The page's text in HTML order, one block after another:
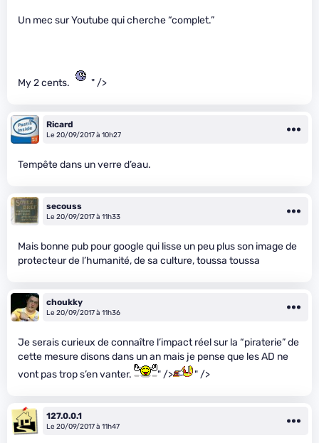
Un mec sur Youtube qui cherche “complet.”
My 2 cents. " />
Ricard
Le 20/09/2017 à 10h27
Tempête dans un verre d’eau.
secouss
Le 20/09/2017 à 11h33
Mais bonne pub pour google qui lisse un peu plus son image de
protecteur de l’humanité, de sa culture, toussa toussa
choukky
Le 20/09/2017 à 11h36
Je serais curieux de connaître l’impact réel sur la “piraterie” de
cette mesure disons dans un an mais je pense que les AD ne
vont pas trop s’en vanter.
" /> " />
127.0.0.1
Le 20/09/2017 à 11h47